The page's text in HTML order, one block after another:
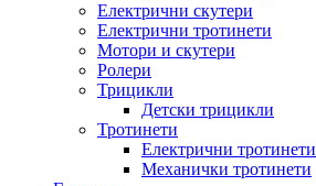
Електрични скутери
Електрични тротинети
Мотори и скутери
Ролери
Трицикли
Детски трицикли
Тротинети
Електрични тротинети
Механички тротинети